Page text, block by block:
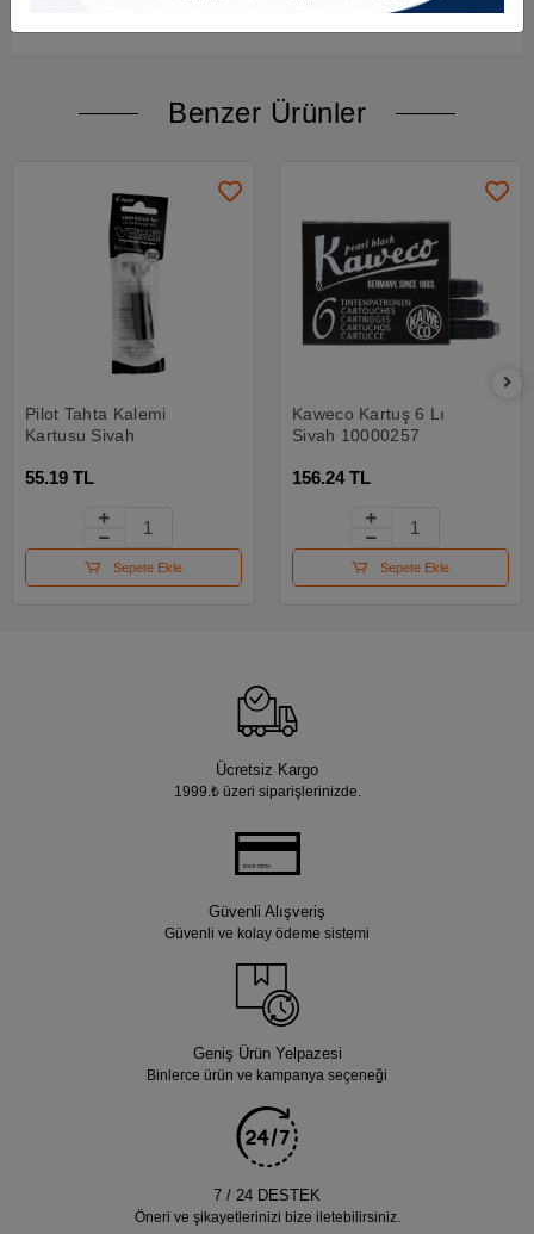
Dolma kalemle yazı yazmayı seven kullanıcılar
Benzer Ürünler
Pilot Tahta Kalemi
Kartuşu Siyah
55.19 TL
Sepete Ekle
Kaweco Kartuş 6 Lı
Siyah 10000257
156.24 TL
Sepete Ekle
Ücretsiz Kargo
1999.₺ üzeri siparişlerinizde.
Güvenli Alışveriş
Güvenli ve kolay ödeme sistemi
Geniş Ürün Yelpazesi
Binlerce ürün ve kampanya seçeneği
7 / 24 DESTEK
Öneri ve şikayetlerinizi bize iletebilirsiniz.